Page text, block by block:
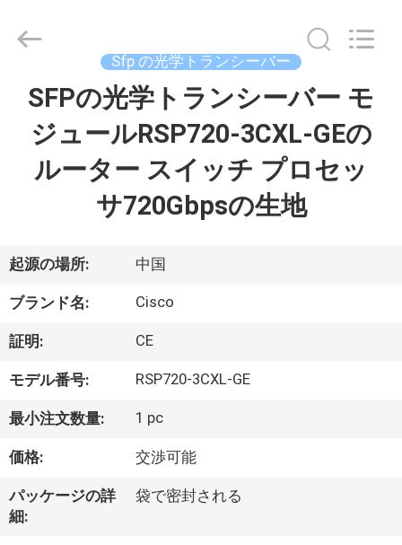
ビ
デ
オ
わ
た
し
LonRise
Equipment
Sfp の光学トランシーバー
SFPの光学トランシーバー モ
ジュールRSP720-3CXL-GEの
ルーター スイッチ プロセッ
サ720Gbpsの生地
起源の場所: 中国
ブランド名: Cisco
証明: CE
モデル番号: RSP720-3CXL-GE
最小注文数量: 1 pc
価格: 交渉可能
パッケージの詳
細:
袋で密封される